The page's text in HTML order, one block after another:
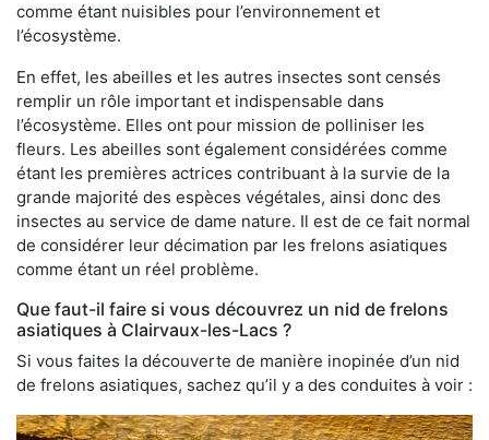
comme étant nuisibles pour l’environnement et
l’écosystème.
En effet, les abeilles et les autres insectes sont censés
remplir un rôle important et indispensable dans
l’écosystème. Elles ont pour mission de polliniser les
fleurs. Les abeilles sont également considérées comme
étant les premières actrices contribuant à la survie de la
grande majorité des espèces végétales, ainsi donc des
insectes au service de dame nature. Il est de ce fait normal
de considérer leur décimation par les frelons asiatiques
comme étant un réel problème.
Que faut-il faire si vous découvrez un nid de frelons
asiatiques à Clairvaux-les-Lacs ?
Si vous faites la découverte de manière inopinée d’un nid
de frelons asiatiques, sachez qu’il y a des conduites à voir :